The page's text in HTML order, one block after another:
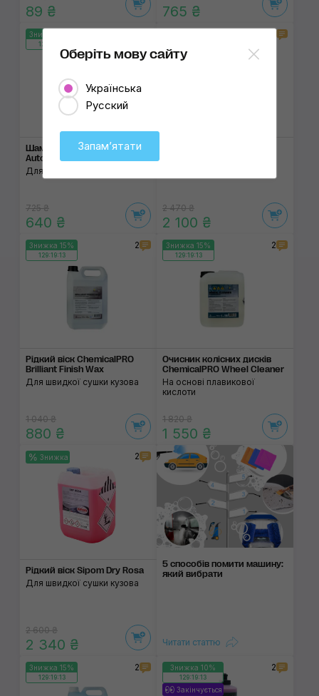
89 ₴ 765 ₴
Знижка 12%
129:19:13
Шампунь Koch-Chemie
Autoshampoo 1 L
Для ручної мийки
725 ₴
640 ₴
2 470 ₴
2 100 ₴
Знижка 15%
129:19:13
2
Рідкий віск ChemicalPRO
Brilliant Finish Wax
Для швидкої сушки кузова
1 040 ₴
880 ₴
Знижка 15%
129:19:13
2
Очисник колісних дисків
ChemicalPRO Wheel Cleaner
На основі плавикової
кислоти
1 820 ₴
1 550 ₴
Знижка 2
Рідкий віск Sipom Dry Rosa
Для швидкої сушки кузова
2 600 ₴
2 340 ₴
5 способів помити машину:
який вибрати
Читати статтю
Знижка 15%
129:19:13
2 Знижка 10%
129:19:13
Закінчується
2
Оберіть мову сайту
Українська
Русский
Запамʼятати